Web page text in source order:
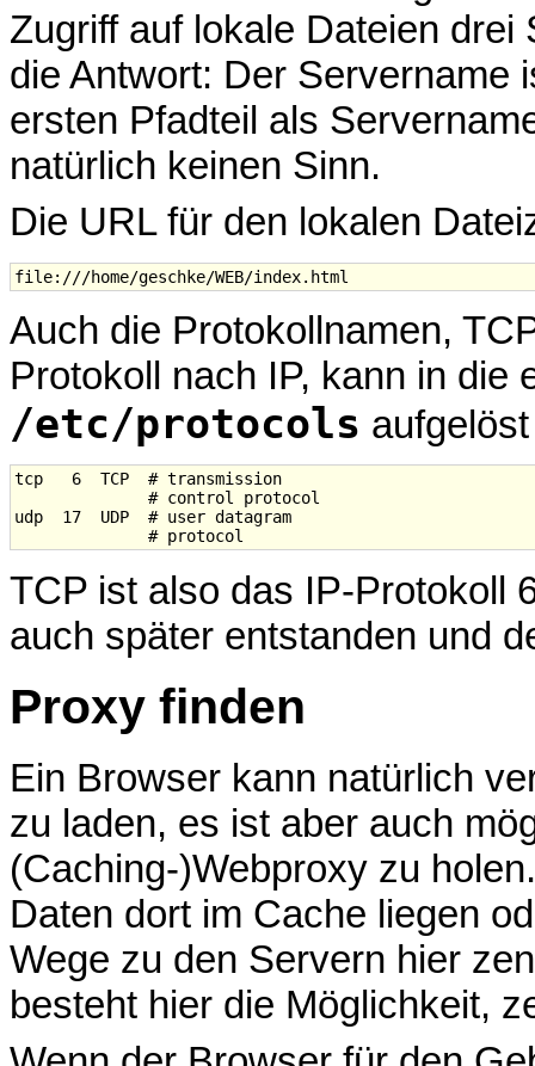
Zugriff auf lokale Dateien
die Antwort: Der Servername
ersten Pfadteil als
natürlich keinen Sinn.
Die URL für den lokalen
Auch die Protokollnamen,
Protokoll nach IP, kann in die
/etc/protocols
tcp   6  TCP  # transmission
# control protocol
udp  17  UDP  # user datagram
TCP ist also das IP-Protokoll
auch später entstanden und
Proxy finden
Ein Browser kann natürlich
zu laden, es ist aber auch
(Caching-)Webproxy zu
Daten dort im Cache liegen
Wege zu den Servern hier
besteht hier die Möglichkeit,